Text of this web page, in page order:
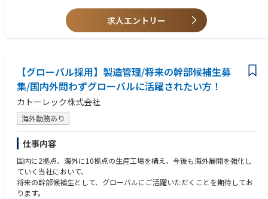
お客様の反応を直に感じられる点が大きなやりがいです。
・民生品から航空宇宙まで幅広い製品を開発していますので、 技術者とし
て真の設計開発力が身につきます。
・入社後はファンクションテスト（FCT）チームに所属となりますが、技
術向上のため製品設計や基板設計など他の業務にジョブローテーションも
可能です。
求人エントリー
【グローバル採用】製造管理/将来の幹部候補生募
集/国内外問わずグローバルに活躍されたい方！
カトーレック株式会社
海外勤務あり
仕事内容
国内に2拠点、海外に10拠点の生産工場を構え、今後も海外展開を強化し
ていく当社において、
将来の幹部候補生として、グローバルにご活躍いただくことを期待してお
ります。